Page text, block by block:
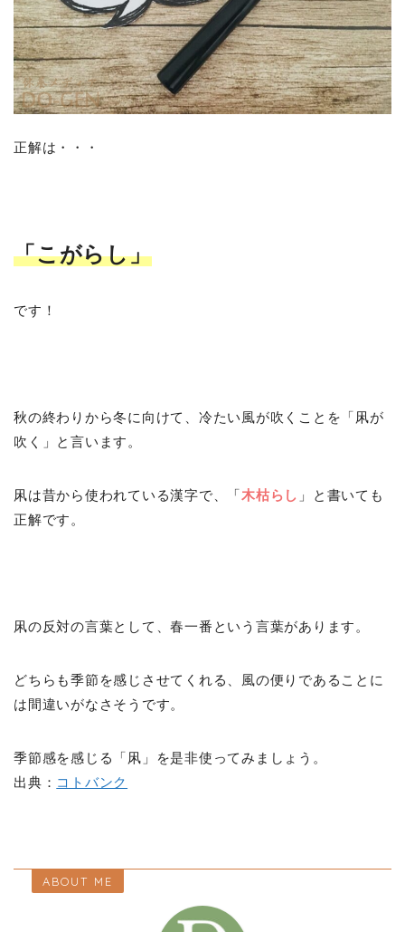
正解は・・・
「こがらし」
です！
秋の終わりから冬に向けて、冷たい風が吹くことを「凩が
吹く」と言います。
凩は昔から使われている漢字で、「木枯らし 」と書いても
正解です。
凩の反対の言葉として、春一番という言葉があります。
どちらも季節を感じさせてくれる、風の便りであることに
は間違いがなさそうです。
季節感を感じる「凩」を是非使ってみましょう。
出典： コトバンク
ABOUT ME